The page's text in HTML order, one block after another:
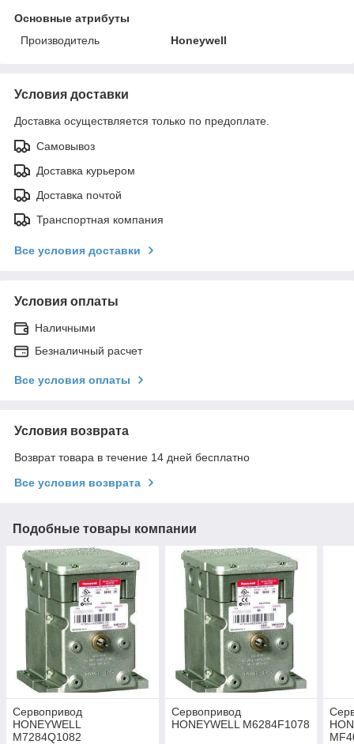
Основные атрибуты
Производитель
Honeywell
Условия доставки
Доставка осуществляется только по предоплате.
Самовывоз
Доставка курьером
Доставка почтой
Транспортная компания
Все условия доставки
Условия оплаты
Наличными
Безналичный расчет
Все условия оплаты
Условия возврата
Возврат товара в течение 14 дней бесплатно
Все условия возврата
Подобные товары компании
Cервопривод
HONEYWELL
M7284Q1082
Cервопривод
HONEYWELL M6284F1078